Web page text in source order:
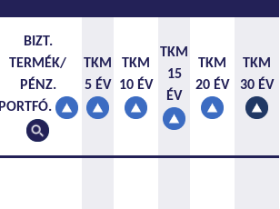
BIZT.
TERMÉK/
PÉNZ.
PORTFÓ.
TKM
5 ÉV
TKM
10 ÉV
TKM
15
ÉV
TKM
20 ÉV
TKM
30 ÉV